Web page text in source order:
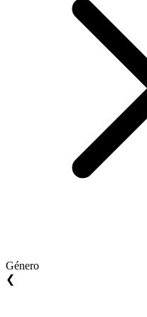
Género
❮